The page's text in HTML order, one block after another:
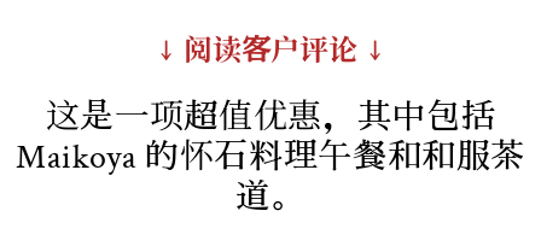
↓ 阅读客户评论 ↓
这是一项超值优惠，其中包括
Maikoya 的怀石料理午餐和和服茶
道。